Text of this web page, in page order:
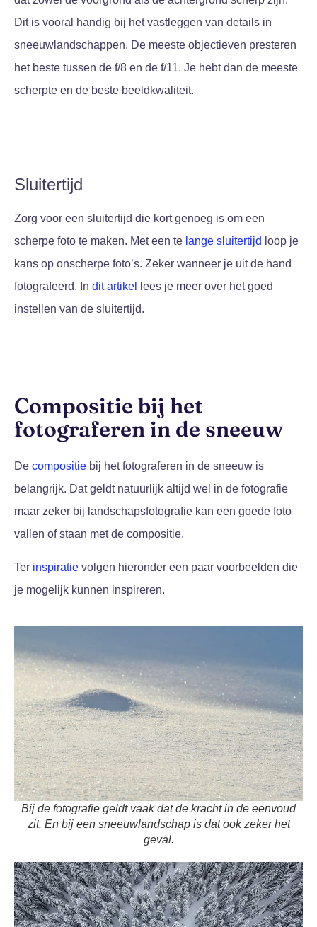
Dit is vooral handig bij het vastleggen van details in
sneeuwlandschappen. De meeste objectieven presteren
het beste tussen de f/8 en de f/11. Je hebt dan de meeste
scherpte en de beste beeldkwaliteit.
Sluitertijd
Zorg voor een sluitertijd die kort genoeg is om een
scherpe foto te maken. Met een te lange sluitertijd loop je
kans op onscherpe foto’s. Zeker wanneer je uit de hand
fotografeerd. In dit artikel
lees je meer over het goed
instellen van de sluitertijd.
Compositie bij het
fotograferen in de sneeuw
De compositie bij het fotograferen in de sneeuw is
belangrijk. Dat geldt natuurlijk altijd wel in de fotografie
maar zeker bij landschapsfotografie kan een goede foto
vallen of staan met de compositie.
Ter inspiratie volgen hieronder een paar voorbeelden die
je mogelijk kunnen inspireren.
Bij de fotografie geldt vaak dat de kracht in de eenvoud
zit. En bij een sneeuwlandschap is dat ook zeker het
geval.